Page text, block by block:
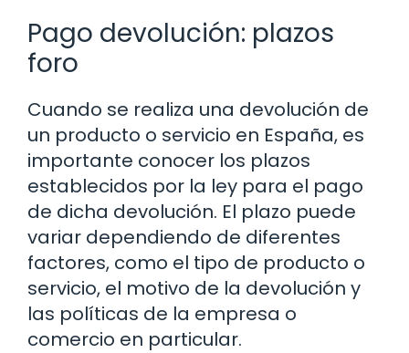
Pago devolución: plazos
foro
Cuando se realiza una devolución de
un producto o servicio en España, es
importante conocer los plazos
establecidos por la ley para el pago
de dicha devolución. El plazo puede
variar dependiendo de diferentes
factores, como el tipo de producto o
servicio, el motivo de la devolución y
las políticas de la empresa o
comercio en particular.